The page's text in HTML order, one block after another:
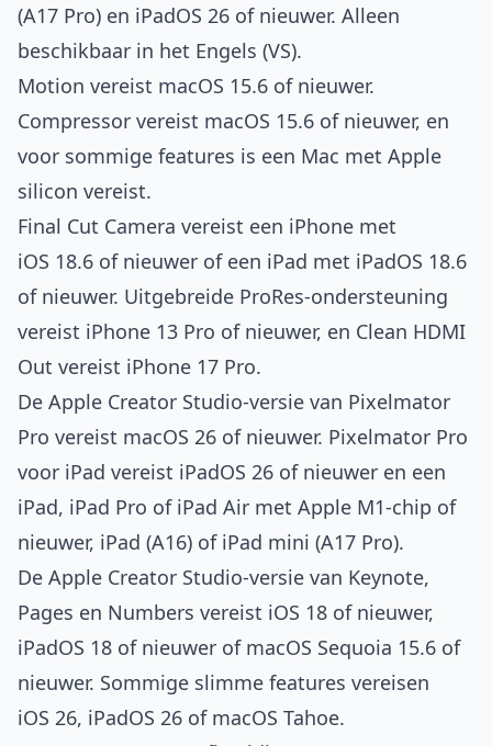
(A17 Pro) en iPadOS 26 of nieuwer. Alleen
beschikbaar in het Engels (VS).
Motion vereist macOS 15.6 of nieuwer.
Compressor vereist macOS 15.6 of nieuwer, en
voor sommige features is een Mac met Apple
silicon vereist.
Final Cut Camera vereist een iPhone met
iOS 18.6 of nieuwer of een iPad met iPadOS 18.6
of nieuwer. Uitgebreide ProRes-ondersteuning
vereist iPhone 13 Pro of nieuwer, en Clean HDMI
Out vereist iPhone 17 Pro.
De Apple Creator Studio-versie van Pixelmator
Pro vereist macOS 26 of nieuwer. Pixelmator Pro
voor iPad vereist iPadOS 26 of nieuwer en een
iPad, iPad Pro of iPad Air met Apple M1-chip of
nieuwer, iPad (A16) of iPad mini (A17 Pro).
De Apple Creator Studio-versie van Keynote,
Pages en Numbers vereist iOS 18 of nieuwer,
iPadOS 18 of nieuwer of macOS Sequoia 15.6 of
nieuwer. Sommige slimme features vereisen
iOS 26, iPadOS 26 of macOS Tahoe.